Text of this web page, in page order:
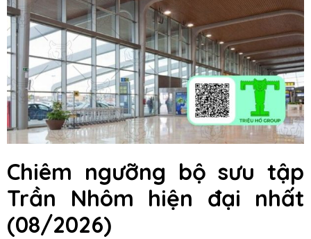
Chiêm ngưỡng bộ sưu tập
Trần Nhôm hiện đại nhất
(08/2026)